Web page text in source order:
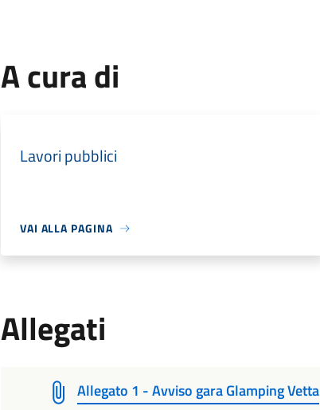
A cura di
Lavori pubblici
VAI ALLA PAGINA
Allegati
Allegato 1 - Avviso gara Glamping Vetta